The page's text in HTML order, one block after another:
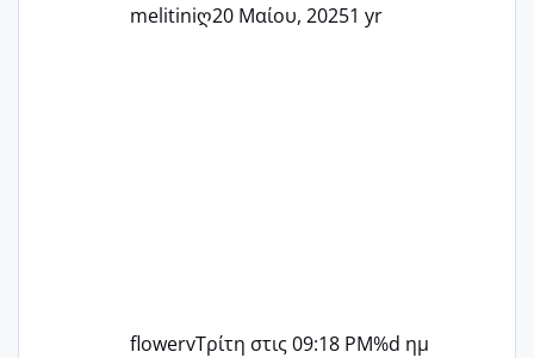
melitiniღ20 Μαίου, 20251 yr
flowervΤρίτη στις 09:18 PM%d ημ